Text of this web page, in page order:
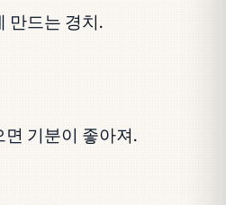
만드는 경치.
면 기분이 좋아져.